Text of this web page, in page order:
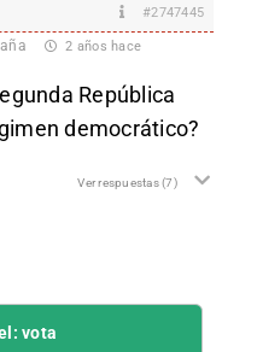
#2747445
2 años hace
República
democrático?
Ver respuestas(7)
vota